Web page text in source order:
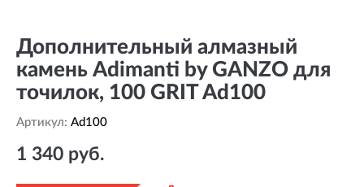
Дополнительный алмазный
камень Adimanti by GANZO для
точилок, 100 GRIT Ad100
Артикул: Ad100
1 340 руб.